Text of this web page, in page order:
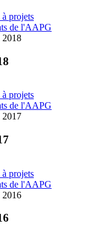
projets
de l'AAPG
projets
de l'AAPG
projets
de l'AAPG